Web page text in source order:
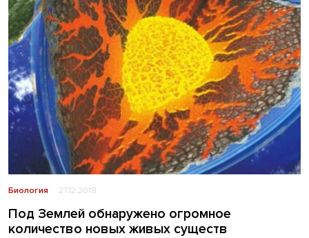
Биология 27.12.2018
Под Землей обнаружено огромное
количество новых живых существ